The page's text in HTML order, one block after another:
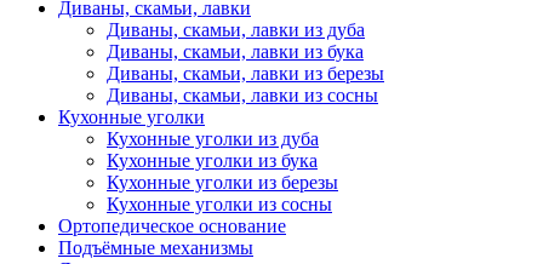
Диваны, скамьи, лавки
Диваны, скамьи, лавки из дуба
Диваны, скамьи, лавки из бука
Диваны, скамьи, лавки из березы
Диваны, скамьи, лавки из сосны
Кухонные уголки
Кухонные уголки из дуба
Кухонные уголки из бука
Кухонные уголки из березы
Кухонные уголки из сосны
Ортопедическое основание
Подъёмные механизмы